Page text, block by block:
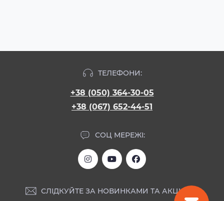
ТЕЛЕФОНИ:
+38 (050) 364-30-05
+38 (067) 652-44-51
СОЦ МЕРЕЖІ:
СЛІДКУЙТЕ ЗА НОВИНКАМИ ТА АКЦІЯМИ: